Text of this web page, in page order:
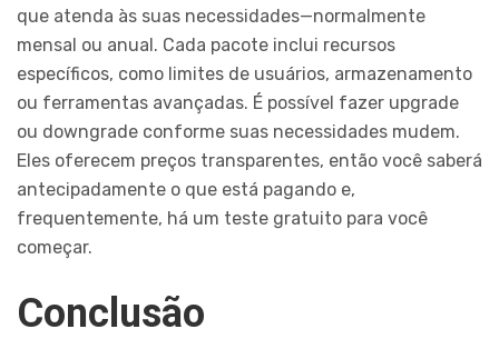
que atenda às suas necessidades—normalmente
mensal ou anual. Cada pacote inclui recursos
específicos, como limites de usuários, armazenamento
ou ferramentas avançadas. É possível fazer upgrade
ou downgrade conforme suas necessidades mudem.
Eles oferecem preços transparentes, então você saberá
antecipadamente o que está pagando e,
frequentemente, há um teste gratuito para você
começar.
Conclusão